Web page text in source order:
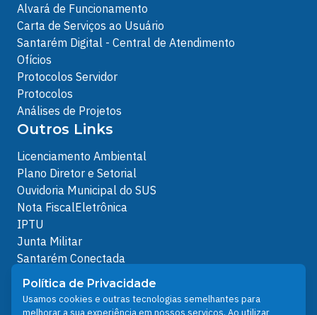
Alvará de Funcionamento
Carta de Serviços ao Usuário
Santarém Digital - Central de Atendimento
Ofícios
Protocolos Servidor
Protocolos
Análises de Projetos
Outros Links
Licenciamento Ambiental
Plano Diretor e Setorial
Ouvidoria Municipal do SUS
Nota FiscalEletrônica
IPTU
Junta Militar
Santarém Conectada
Política de Privacidade
People illustrations by Storyset
Política de Privacidade
Usamos cookies e outras tecnologias semelhantes para
melhorar a sua experiência em nossos serviços. Ao utilizar